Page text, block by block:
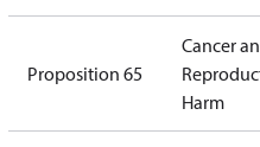
Proposition 65
Cancer
Harm